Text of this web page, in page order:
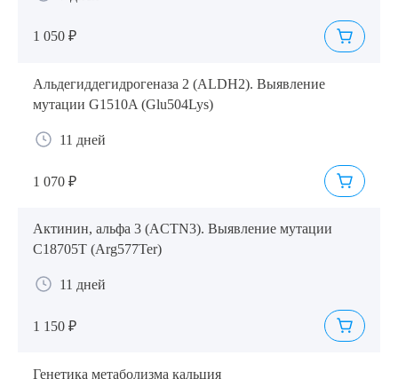
1 050 ₽
Альдегиддегидрогеназа 2 (ALDH2). Выявление
мутации G1510A (Glu504Lys)
11 дней
1 070 ₽
Актинин, альфа 3 (ACTN3). Выявление мутации
C18705T (Arg577Ter)
11 дней
1 150 ₽
Генетика метаболизма кальция